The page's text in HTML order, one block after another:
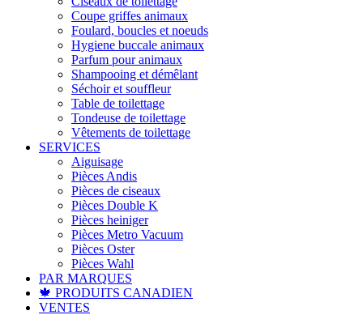
Coupe griffes animaux
Foulard, boucles et noeuds
Hygiene buccale animaux
Parfum pour animaux
Shampooing et démêlant
Séchoir et souffleur
Table de toilettage
Tondeuse de toilettage
Vêtements de toilettage
SERVICES
Aiguisage
Pièces Andis
Pièces de ciseaux
Pièces Double K
Pièces heiniger
Pièces Metro Vacuum
Pièces Oster
Pièces Wahl
PAR MARQUES
🍁 PRODUITS CANADIEN
VENTES